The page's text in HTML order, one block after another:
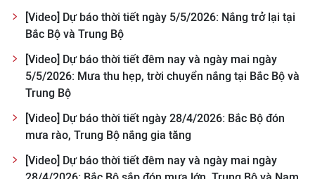
Infographic
TIN MỚI
TIN ĐỊA PHƯƠNG
Trung du và miền núi phía Bắc
Đồng bằng sông Hồng
[Video] Dự báo thời tiết ngày 5/5/2026: Nắng trở lại tại
Bắc Bộ và Trung Bộ
[Video] Dự báo thời tiết đêm nay và ngày mai ngày
5/5/2026: Mưa thu hẹp, trời chuyển nắng tại Bắc Bộ và
Trung Bộ
[Video] Dự báo thời tiết ngày 28/4/2026: Bắc Bộ đón
mưa rào, Trung Bộ nắng gia tăng
[Video] Dự báo thời tiết đêm nay và ngày mai ngày